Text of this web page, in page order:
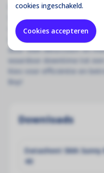
cookies ingeschakeld.
Cookies accepteren
Wat het echt
Smart Connected service.
comfort voor zowel PV-
installateurs. De
door SMA detecteert en
waardoor downtime tot
Kies voor efficiëntie en
Boy!
Downloads
Datasheet SMA Sunny
40